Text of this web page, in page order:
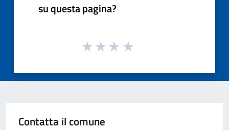
su questa pagina?
Contatta il comune